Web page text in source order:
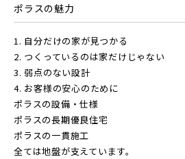
東京メトロ有楽町線
東京メトロ千代田線
北総鉄道
駅から探す
JR
JR京浜東北線
地図から探す
テーマから探す
ポラスの魅力
1. 自分だけの家が見つかる
2. つくっているのは家だけじゃない
3. 弱点のない設計
4. お客様の安心のために
ポラスの設備・仕様
ポラスの長期優良住宅
ポラスの一貫施工
全ては地盤が支えています。